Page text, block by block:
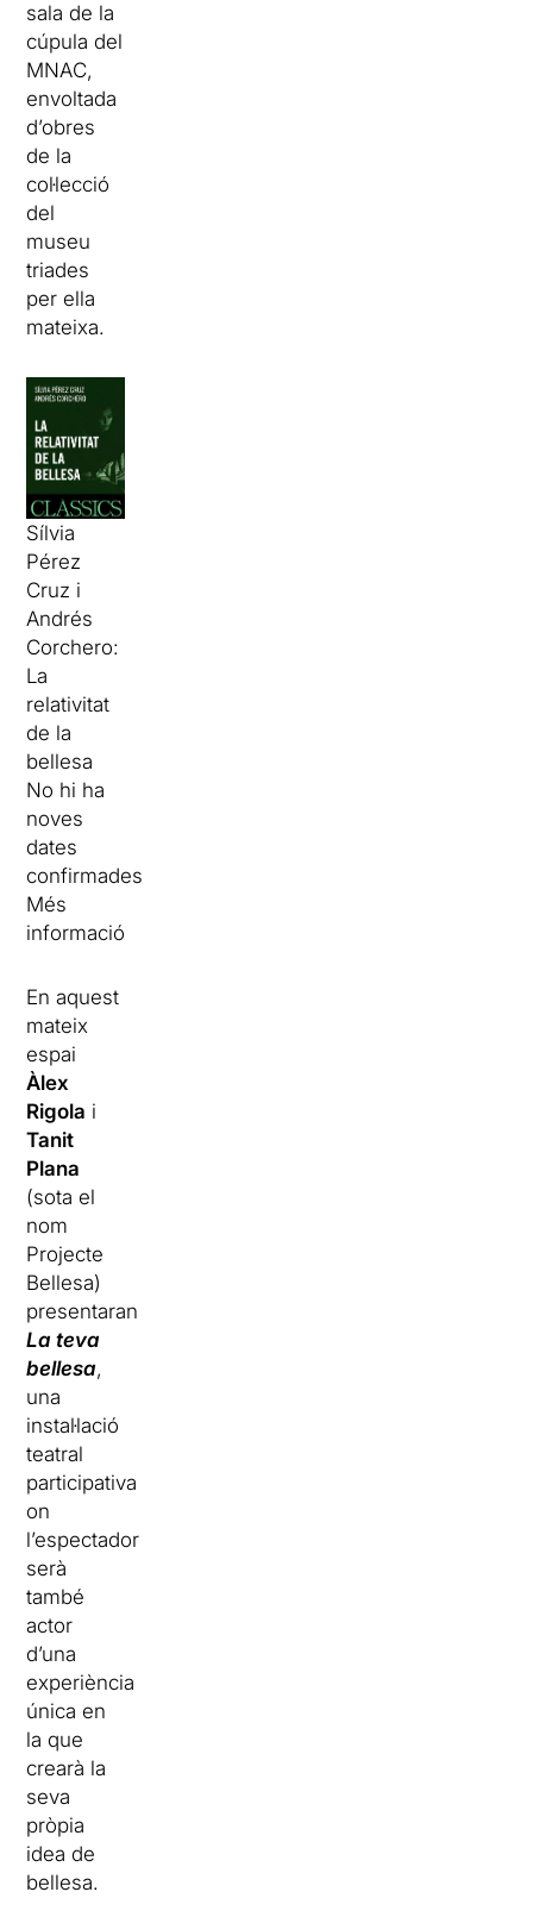
sala de la
cúpula del
MNAC,
envoltada
d’obres
de la
col·lecció
del
museu
triades
per ella
mateixa.
Sílvia
Pérez
Cruz i
Andrés
Corchero:
La
relativitat
de la
bellesa
No hi ha
noves
dates
confirmades
Més
informació
En aquest
mateix
espai
Àlex
Rigola i
Tanit
Plana
(sota el
nom
Projecte
Bellesa)
presentaran
La teva
bellesa,
una
instal·lació
teatral
participativa
on
l’espectador
serà
també
actor
d’una
experiència
única en
la que
crearà la
seva
pròpia
idea de
bellesa.